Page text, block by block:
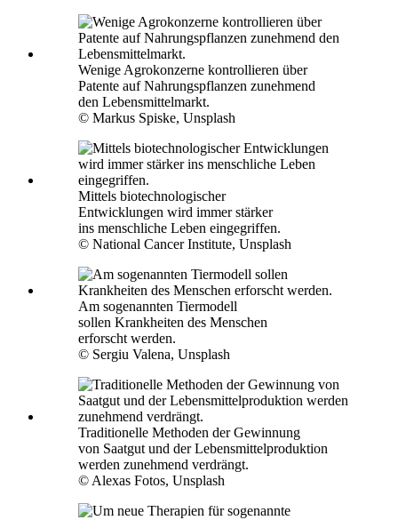
Wenige Agrokonzerne kontrollieren über
Patente auf Nahrungspflanzen zunehmend
den Lebensmittelmarkt.
© Markus Spiske, Unsplash
Mittels biotechnologischer
Entwicklungen wird immer stärker
ins menschliche Leben eingegriffen.
© National Cancer Institute, Unsplash
Am sogenannten Tiermodell
sollen Krankheiten des Menschen
erforscht werden.
© Sergiu Valena, Unsplash
Traditionelle Methoden der Gewinnung
von Saatgut und der Lebensmittelproduktion
werden zunehmend verdrängt.
© Alexas Fotos, Unsplash